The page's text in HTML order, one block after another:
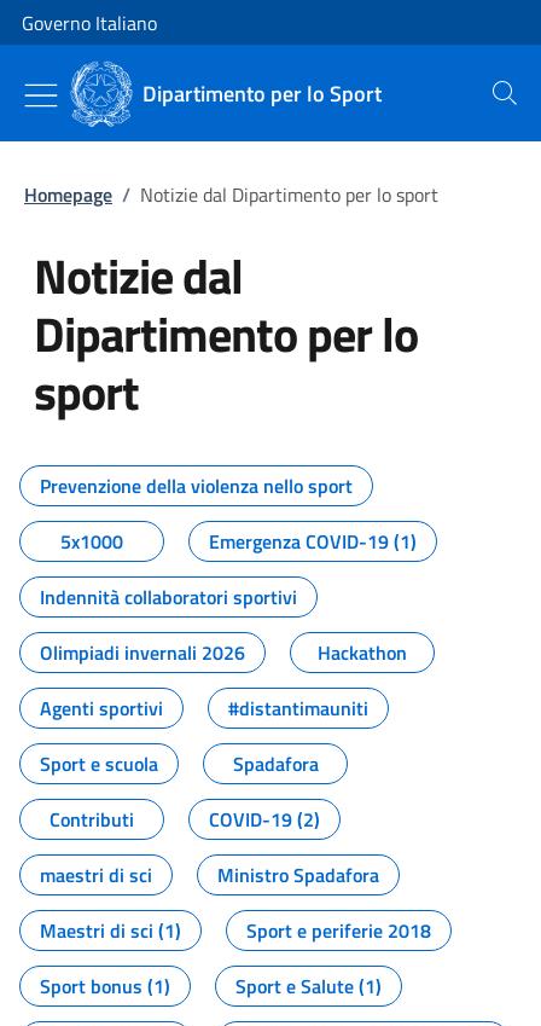
Vai al contenuto
Vai alla navigazione del sito
Governo Italiano
Dipartimento per lo Sport Cerca
Homepage / Notizie dal Dipartimento per lo sport
Notizie dal
Dipartimento per lo
sport
Tutti i contenuti della pagina
Prevenzione della violenza nello sport
5x1000
Emergenza COVID-19 (1)
Indennità collaboratori sportivi
Olimpiadi invernali 2026
Hackathon
Agenti sportivi
#distantimauniti
Sport e scuola
Spadafora
Contributi
COVID-19 (2)
maestri di sci
Ministro Spadafora
Maestri di sci (1)
Sport e periferie 2018
Sport bonus (1)
Sport e Salute (1)